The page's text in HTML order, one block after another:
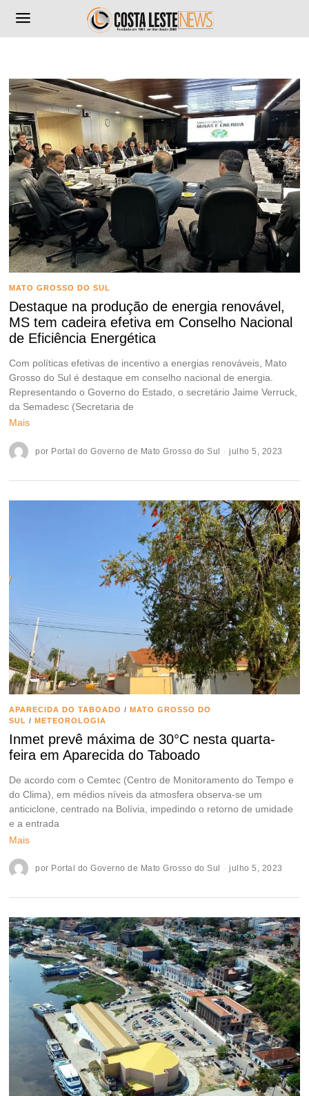
MATO GROSSO DO SUL
Destaque na produção de energia renovável,
MS tem cadeira efetiva em Conselho Nacional
de Eficiência Energética
Com políticas efetivas de incentivo a energias renováveis, Mato
Grosso do Sul é destaque em conselho nacional de energia.
Representando o Governo do Estado, o secretário Jaime Verruck,
da Semadesc (Secretaria de
Mais
por Portal do Governo de Mato Grosso do Sul julho 5, 2023
APARECIDA DO TABOADO / MATO GROSSO DO
SUL / METEOROLOGIA
Inmet prevê máxima de 30°C nesta quarta-
feira em Aparecida do Taboado
De acordo com o Cemtec (Centro de Monitoramento do Tempo e
do Clima), em médios níveis da atmosfera observa-se um
anticiclone, centrado na Bolívia, impedindo o retorno de umidade
e a entrada
Mais
por Portal do Governo de Mato Grosso do Sul julho 5, 2023